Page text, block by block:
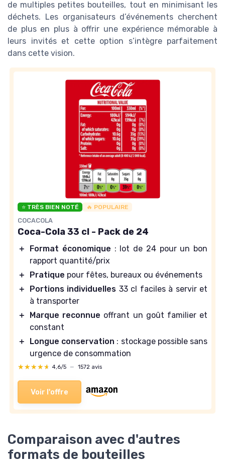
de multiples petites bouteilles, tout en minimisant les
déchets. Les organisateurs d’événements cherchent
de plus en plus à offrir une expérience mémorable à
leurs invités et cette option s’intègre parfaitement
dans cette vision.
⭐ TRÈS BIEN NOTÉ 🔥 POPULAIRE
COCACOLA
Coca-Cola 33 cl - Pack de 24
＋ Format économique : lot de 24 pour un bon
rapport quantité/prix
＋
Pratique pour fêtes, bureaux ou événements
＋
Portions individuelles 33 cl faciles à servir et
à transporter
＋
Marque reconnue offrant un goût familier et
constant
＋
Longue conservation : stockage possible sans
urgence de consommation
★★★★★
★★★★★ 4,6/5 — 1572 avis
Voir l'offre
Comparaison avec d'autres
formats de bouteilles